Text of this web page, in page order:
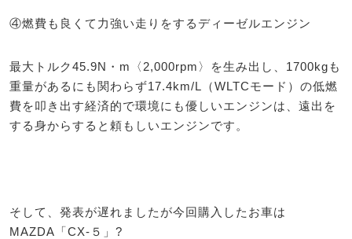
④燃費も良くて力強い走りをするディーゼルエンジン
最大トルク45.9N・m〈2,000rpm〉を生み出し、1700kgも
重量があるにも関わらず17.4km/L（WLTCモード）の低燃
費を叩き出す経済的で環境にも優しいエンジンは、遠出を
する身からすると頼もしいエンジンです。
そして、発表が遅れましたが今回購入したお車は
MAZDA「CX-５」?